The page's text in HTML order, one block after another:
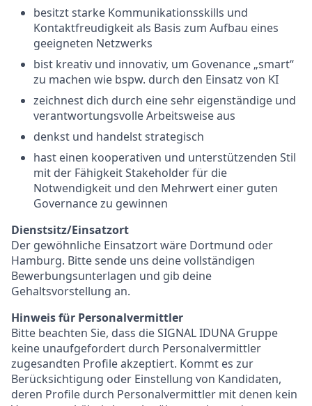
besitzt starke Kommunikationsskills und
Kontaktfreudigkeit als Basis zum Aufbau eines
geeigneten Netzwerks
bist kreativ und innovativ, um Govenance „smart“
zu machen wie bspw. durch den Einsatz von KI
zeichnest dich durch eine sehr eigenständige und
verantwortungsvolle Arbeitsweise aus
denkst und handelst strategisch
hast einen kooperativen und unterstützenden Stil
mit der Fähigkeit Stakeholder für die
Notwendigkeit und den Mehrwert einer guten
Governance zu gewinnen
Dienstsitz/Einsatzort
Der gewöhnliche Einsatzort wäre Dortmund oder
Hamburg. Bitte sende uns deine vollständigen
Bewerbungsunterlagen und gib deine
Gehaltsvorstellung an.
Hinweis für Personalvermittler
Bitte beachten Sie, dass die SIGNAL IDUNA Gruppe
keine unaufgefordert durch Personalvermittler
zugesandten Profile akzeptiert. Kommt es zur
Berücksichtigung oder Einstellung von Kandidaten,
deren Profile durch Personalvermittler mit denen kein